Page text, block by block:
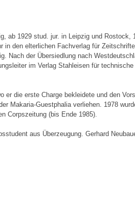
ab 1929 stud. jur. in Leipzig und Rostock,
in den elterlichen Fachverlag für
Nach der Übersiedlung nach
im Verlag Stahleisen für
er die erste Charge bekleidete und den
Makaria-Guestphalia verliehen. 1978
Corpszeitung (bis Ende 1985).
aus Überzeugung. Gerhard